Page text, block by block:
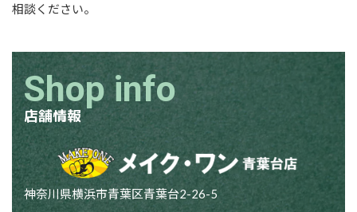
相談ください。
Shop info
店舗情報
神奈川県横浜市青葉区青葉台2-26-5